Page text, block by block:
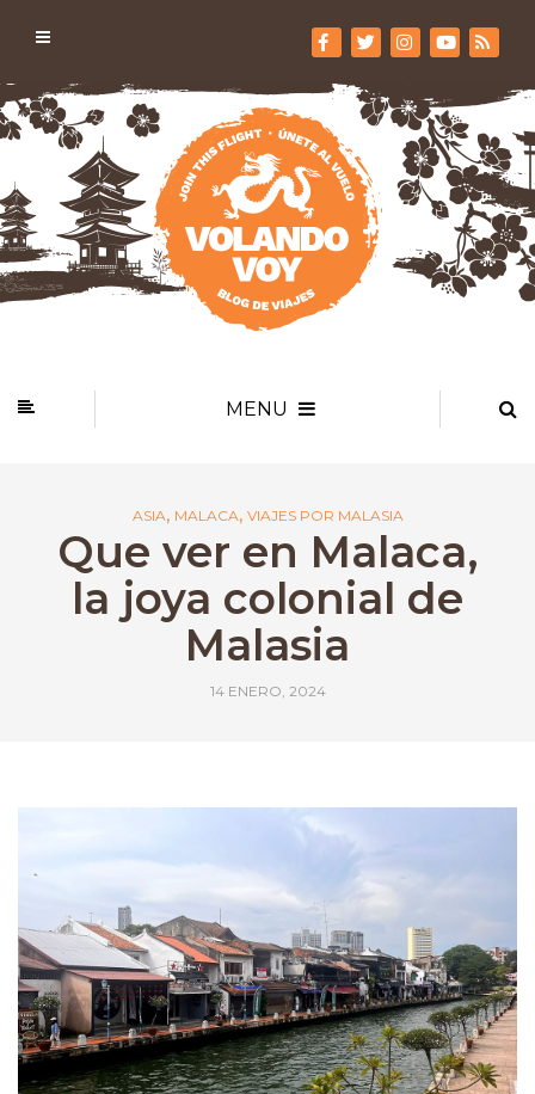
MENU
ASIA, MALACA, VIAJES POR MALASIA
Que ver en Malaca,
la joya colonial de
Malasia
14 ENERO, 2024